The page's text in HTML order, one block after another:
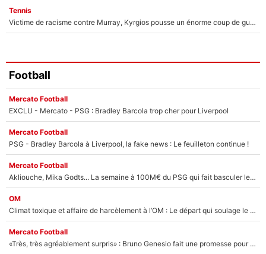
Tennis
Victime de racisme contre Murray, Kyrgios pousse un énorme coup de gueule !
Football
Mercato Football
EXCLU - Mercato - PSG : Bradley Barcola trop cher pour Liverpool
Mercato Football
PSG - Bradley Barcola à Liverpool, la fake news : Le feuilleton continue !
Mercato Football
Akliouche, Mika Godts... La semaine à 100M€ du PSG qui fait basculer le mercato du PSG !
OM
Climat toxique et affaire de harcèlement à l’OM : Le départ qui soulage le vestiaire de Bruno Genesio
Mercato Football
«Très, très agréablement surpris» : Bruno Genesio fait une promesse pour la suite du mercato de l’OM et rassure les supporters